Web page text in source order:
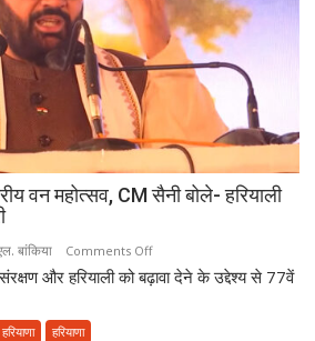
लिए
हरकी
रवाना
दूसरी
वन महोत्सव, CM सैनी बोले- हरियाली
बांकिया Comments Offon
मानेसर
संरक्षण और हरियाली को बढ़ावा देने के उद्देश्य से 77वें
हरियाणा हरियाणा